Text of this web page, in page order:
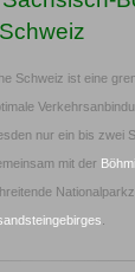
Schweiz
Schweiz ist eine
nur ein bis zwei
mit der